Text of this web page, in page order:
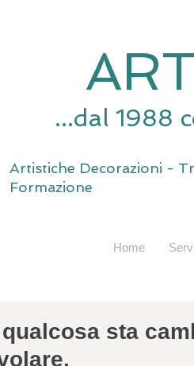
...dal 1988
Artistiche Decorazioni -
Formazione
Home
sta